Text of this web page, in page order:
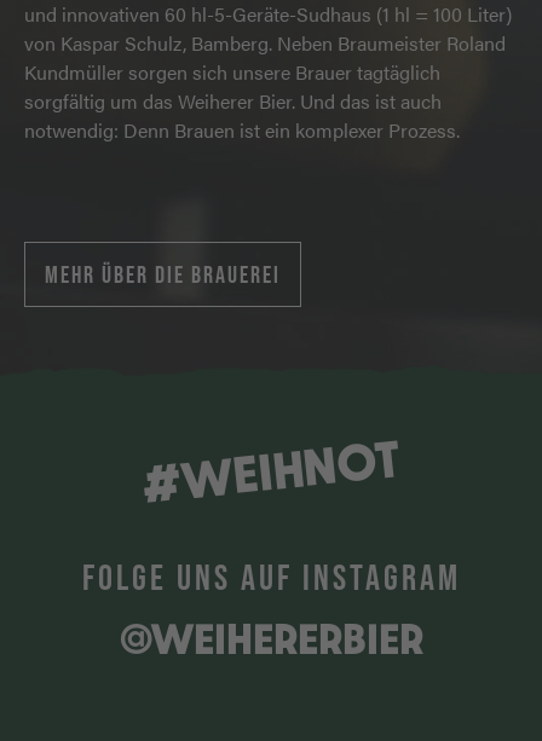
und innovativen 60 hl-5-Geräte-Sudhaus (1 hl = 100 Liter)
von Kaspar Schulz, Bamberg. Neben Braumeister Roland
Kundmüller sorgen sich unsere Brauer tagtäglich
sorgfältig um das Weiherer Bier. Und das ist auch
notwendig: Denn Brauen ist ein komplexer Prozess.
MEHR ÜBER DIE BRAUEREI
#WEIHNOT
FOLGE UNS AUF INSTAGRAM
@WEIHERERBIER